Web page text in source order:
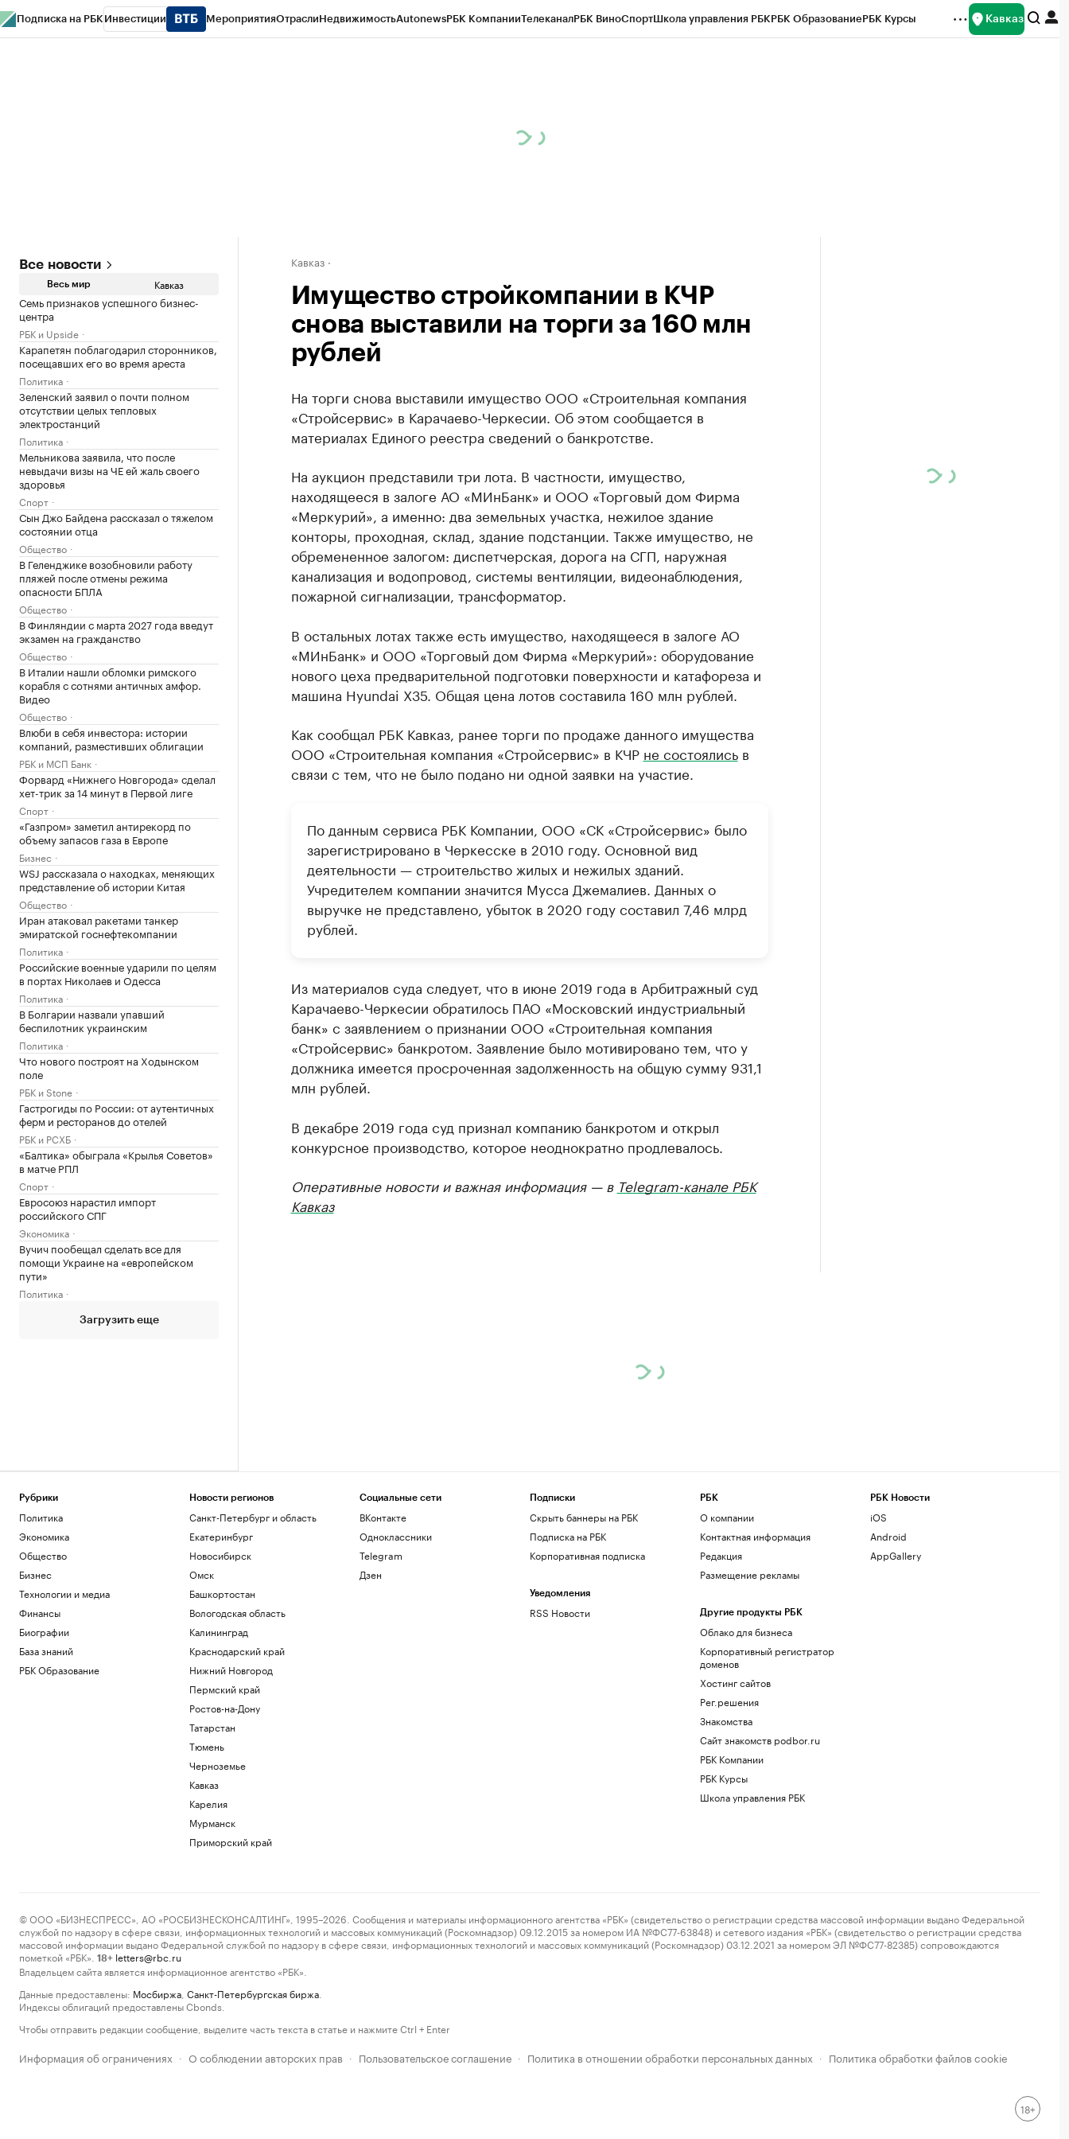
Подписка на РБК Инвестиции МероприятияОтраслиНедвижимостьAutonewsРБК КомпанииТелеканалРБК ВиноСпортШкола управления РБКРБК ОбразованиеРБК Курсы Кавказ
Все новости
Весь мир Кавказ
Семь признаков успешного бизнес-
центра
РБК и Upside
Карапетян поблагодарил сторонников,
посещавших его во время ареста
Политика
Зеленский заявил о почти полном
отсутствии целых тепловых
электростанций
Политика
Мельникова заявила, что после
невыдачи визы на ЧЕ ей жаль своего
здоровья
Спорт
Сын Джо Байдена рассказал о тяжелом
состоянии отца
Общество
В Геленджике возобновили работу
пляжей после отмены режима
опасности БПЛА
Общество
В Финляндии с марта 2027 года введут
экзамен на гражданство
Общество
В Италии нашли обломки римского
корабля с сотнями античных амфор.
Видео
Общество
Влюби в себя инвестора: истории
компаний, разместивших облигации
РБК и МСП Банк
Форвард «Нижнего Новгорода» сделал
хет-трик за 14 минут в Первой лиге
Спорт
«Газпром» заметил антирекорд по
объему запасов газа в Европе
Бизнес
WSJ рассказала о находках, меняющих
представление об истории Китая
Общество
Иран атаковал ракетами танкер
эмиратской госнефтекомпании
Политика
Российские военные ударили по целям
в портах Николаев и Одесса
Политика
В Болгарии назвали упавший
беспилотник украинским
Политика
Что нового построят на Ходынском
поле
РБК и Stone
Гастрогиды по России: от аутентичных
ферм и ресторанов до отелей
РБК и РСХБ
«Балтика» обыграла «Крылья Советов»
в матче РПЛ
Спорт
Евросоюз нарастил импорт
российского СПГ
Экономика
Вучич пообещал сделать все для
помощи Украине на «европейском
пути»
Политика
Загрузить еще
Кавказ
Имущество стройкомпании в КЧР
снова выставили на торги за 160 млн
рублей
На торги снова выставили имущество ООО «Строительная компания
«Стройсервис» в Карачаево-Черкесии. Об этом сообщается в
материалах Единого реестра сведений о банкротстве.
На аукцион представили три лота. В частности, имущество,
находящееся в залоге АО «МИнБанк» и ООО «Торговый дом Фирма
«Меркурий», а именно: два земельных участка, нежилое здание
конторы, проходная, склад, здание подстанции. Также имущество, не
обремененное залогом: диспетчерская, дорога на СГП, наружная
канализация и водопровод, системы вентиляции, видеонаблюдения,
пожарной сигнализации, трансформатор.
В остальных лотах также есть имущество, находящееся в залоге АО
«МИнБанк» и ООО «Торговый дом Фирма «Меркурий»: оборудование
нового цеха предварительной подготовки поверхности и катафореза и
машина Hyundai X35. Общая цена лотов составила 160 млн рублей.
Как сообщал РБК Кавказ, ранее торги по продаже данного имущества
ООО «Строительная компания «Стройсервис» в КЧР не состоялисьв
связи с тем, что не было подано ни одной заявки на участие.
По данным сервиса РБК Компании, ООО «СК «Стройсервис» было
зарегистрировано в Черкесске в 2010 году. Основной вид
деятельности — строительство жилых и нежилых зданий.
Учредителем компании значится Мусса Джемалиев. Данных о
выручке не представлено, убыток в 2020 году составил 7,46 млрд
рублей.
Из материалов суда следует, что в июне 2019 года в Арбитражный суд
Карачаево-Черкесии обратилось ПАО «Московский индустриальный
банк» с заявлением о признании ООО «Строительная компания
«Стройсервис» банкротом. Заявление было мотивировано тем, что у
должника имеется просроченная задолженность на общую сумму 931,1
млн рублей.
В декабре 2019 года суд признал компанию банкротом и открыл
конкурсное производство, которое неоднократно продлевалось.
Оперативные новости и важная информация — в Telegram-канале РБК
Кавказ
Рубрики
Политика
Экономика
Общество
Бизнес
Технологии и медиа
Финансы
Биографии
База знаний
РБК Образование
Новости регионов
Санкт-Петербург и область
Екатеринбург
Новосибирск
Омск
Башкортостан
Вологодская область
Калининград
Краснодарский край
Нижний Новгород
Пермский край
Ростов-на-Дону
Татарстан
Тюмень
Черноземье
Кавказ
Карелия
Мурманск
Приморский край
Социальные сети
ВКонтакте
Одноклассники
Telegram
Дзен
Подписки
Скрыть баннеры на РБК
Подписка на РБК
Корпоративная подписка
Уведомления
RSS Новости
РБК
О компании
Контактная информация
Редакция
Размещение рекламы
Другие продукты РБК
Облако для бизнеса
Корпоративный регистратор
доменов
Хостинг сайтов
Рег.решения
Знакомства
Сайт знакомств podbor.ru
РБК Компании
РБК Курсы
Школа управления РБК
РБК Новости
iOS
Android
AppGallery
© ООО «БИЗНЕСПРЕСС», АО «РОСБИЗНЕСКОНСАЛТИНГ», 1995–2026. Сообщения и материалы информационного агентства «РБК» (свидетельство о регистрации средства массовой информации выдано Федеральной
службой по надзору в сфере связи, информационных технологий и массовых коммуникаций (Роскомнадзор) 09.12.2015 за номером ИА №ФС77-63848) и сетевого издания «РБК» (свидетельство о регистрации средства
массовой информации выдано Федеральной службой по надзору в сфере связи, информационных технологий и массовых коммуникаций (Роскомнадзор) 03.12.2021 за номером ЭЛ №ФС77-82385) сопровождаются
пометкой «РБК».
18+ letters@rbc.ru
Владельцем сайта является информационное агентство «РБК».
Данные предоставлены: Мосбиржа Санкт-Петербургская биржа
Индексы облигаций предоставлены Cbonds.
Чтобы отправить редакции сообщение, выделите часть текста в статье и нажмите Ctrl + Enter
Информация об ограничениях · О соблюдении авторских прав · Пользовательское соглашение · Политика в отношении обработки персональных данных · Политика обработки файлов cookie
18+